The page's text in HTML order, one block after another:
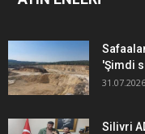
'Şimdi
Silivri